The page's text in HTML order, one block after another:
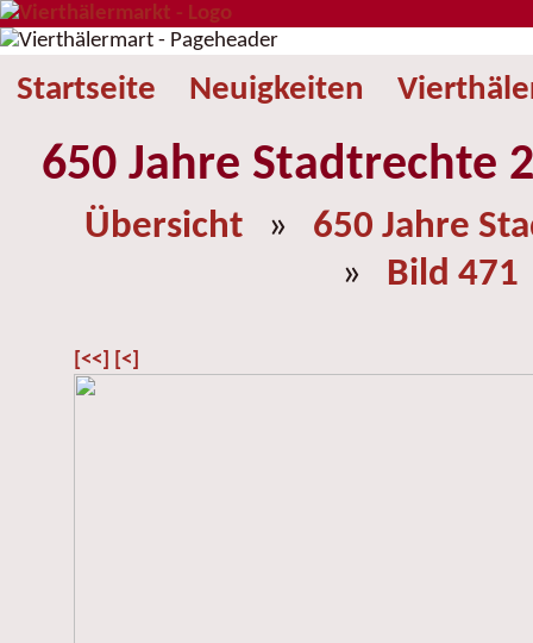
Startseite Neuigkeiten
650 Jahre Stadtrechte
Übersicht » 650 Jahre
» Bild 471
[<<] [<]